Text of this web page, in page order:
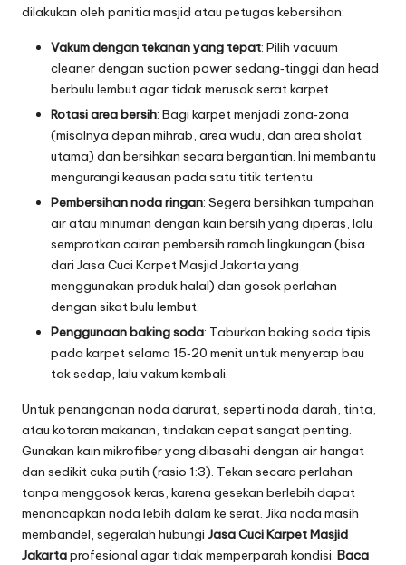
dilakukan oleh panitia masjid atau petugas kebersihan:
Vakum dengan tekanan yang tepat: Pilih vacuum
cleaner dengan suction power sedang‑tinggi dan head
berbulu lembut agar tidak merusak serat karpet.
Rotasi area bersih: Bagi karpet menjadi zona‑zona
(misalnya depan mihrab, area wudu, dan area sholat
utama) dan bersihkan secara bergantian. Ini membantu
mengurangi keausan pada satu titik tertentu.
Pembersihan noda ringan: Segera bersihkan tumpahan
air atau minuman dengan kain bersih yang diperas, lalu
semprotkan cairan pembersih ramah lingkungan (bisa
dari Jasa Cuci Karpet Masjid Jakarta yang
menggunakan produk halal) dan gosok perlahan
dengan sikat bulu lembut.
Penggunaan baking soda: Taburkan baking soda tipis
pada karpet selama 15‑20 menit untuk menyerap bau
tak sedap, lalu vakum kembali.
Untuk penanganan noda darurat, seperti noda darah, tinta,
atau kotoran makanan, tindakan cepat sangat penting.
Gunakan kain mikrofiber yang dibasahi dengan air hangat
dan sedikit cuka putih (rasio 1:3). Tekan secara perlahan
tanpa menggosok keras, karena gesekan berlebih dapat
menancapkan noda lebih dalam ke serat. Jika noda masih
membandel, segeralah hubungi Jasa Cuci Karpet Masjid
Jakartaprofesional agar tidak memperparah kondisi. Baca